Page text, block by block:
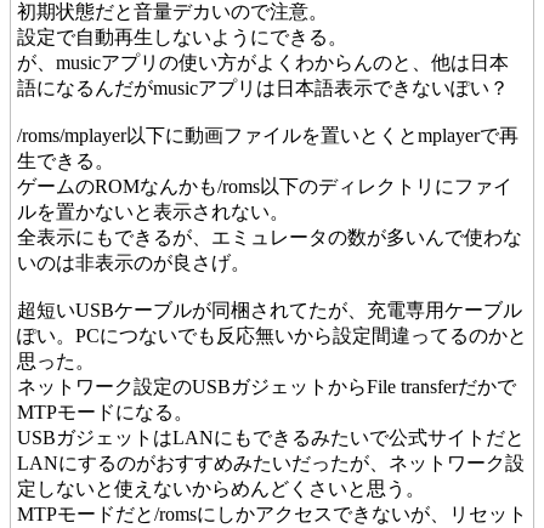
初期状態だと音量デカいので注意。
設定で自動再生しないようにできる。
が、musicアプリの使い方がよくわからんのと、他は日本
語になるんだがmusicアプリは日本語表示できないぽい？
/roms/mplayer以下に動画ファイルを置いとくとmplayerで再
生できる。
ゲームのROMなんかも/roms以下のディレクトリにファイ
ルを置かないと表示されない。
全表示にもできるが、エミュレータの数が多いんで使わな
いのは非表示のが良さげ。
超短いUSBケーブルが同梱されてたが、充電専用ケーブル
ぽい。PCにつないでも反応無いから設定間違ってるのかと
思った。
ネットワーク設定のUSBガジェットからFile transferだかで
MTPモードになる。
USBガジェットはLANにもできるみたいで公式サイトだと
LANにするのがおすすめみたいだったが、ネットワーク設
定しないと使えないからめんどくさいと思う。
MTPモードだと/romsにしかアクセスできないが、リセット